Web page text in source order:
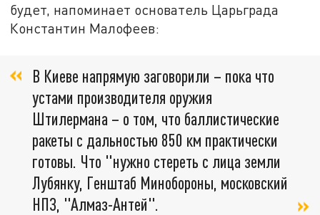
будет, напоминает основатель Царьграда
Константин Малофеев:
В Киеве напрямую заговорили – пока что
устами производителя оружия
Штилермана – о том, что баллистические
ракеты с дальностью 850 км практически
готовы. Что "нужно стереть с лица земли
Лубянку, Генштаб Минобороны, московский
НПЗ, "Алмаз-Антей".